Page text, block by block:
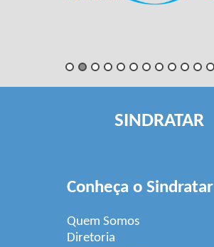
SINDRATAR
Conheça o Sindratar
Quem Somos
Diretoria